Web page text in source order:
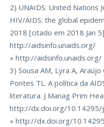
2) UNAIDS: United Nations
HIV/AIDS: the global
2018 [citado em 2018 Jan
http://aidsinfo.unaids.org/
» http://aidsinfo.unaids.org/
3) Sousa AM, Lyra A, Araújo
Pontes TL. A política da
literatura. J Manag Prim
http://dx.doi.org/10.14295/
» http://dx.doi.org/